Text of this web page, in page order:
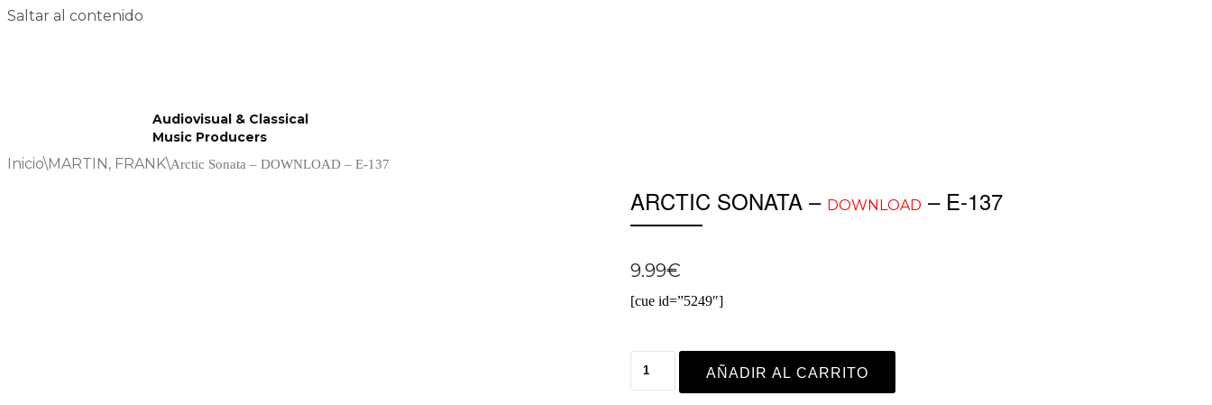
Saltar al contenido
Audiovisual & Classical
Music Producers
Inicio\MARTIN, FRANK\Arctic Sonata – DOWNLOAD – E-137
ARCTIC SONATA – DOWNLOAD – E-137
9.99€
[cue id=”5249″]
AÑADIR AL CARRITO